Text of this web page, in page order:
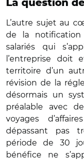
La question
L’autre sujet au
de la notification
salariés qui
l’entreprise doit
territoire d’un
révision de la
désormais un
préalable avec
voyages
dépassant pas
période de 30
bénéfice ne